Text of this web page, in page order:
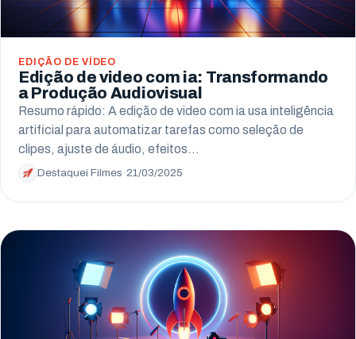
EDIÇÃO DE VÍDEO
Edição de video com ia: Transformando
a Produção Audiovisual
Resumo rápido: A edição de video com ia usa inteligência
artificial para automatizar tarefas como seleção de
clipes, ajuste de áudio, efeitos…
Destaquei Filmes ·21/03/2025